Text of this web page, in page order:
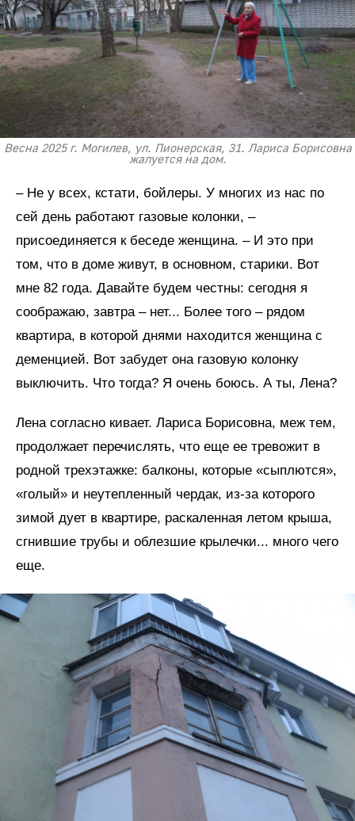
Весна 2025 г. Могилев, ул. Пионерская, 31. Лариса Борисовна
жалуется на дом.
– Не у всех, кстати, бойлеры. У многих из нас по
сей день работают газовые колонки, –
присоединяется к беседе женщина. – И это при
том, что в доме живут, в основном, старики. Вот
мне 82 года. Давайте будем честны: сегодня я
соображаю, завтра – нет... Более того – рядом
квартира, в которой днями находится женщина с
деменцией. Вот забудет она газовую колонку
выключить. Что тогда? Я очень боюсь. А ты, Лена?
Лена согласно кивает. Лариса Борисовна, меж тем,
продолжает перечислять, что еще ее тревожит в
родной трехэтажке: балконы, которые «сыплются»,
«голый» и неутепленный чердак, из-за которого
зимой дует в квартире, раскаленная летом крыша,
сгнившие трубы и облезшие крылечки... много чего
еще.